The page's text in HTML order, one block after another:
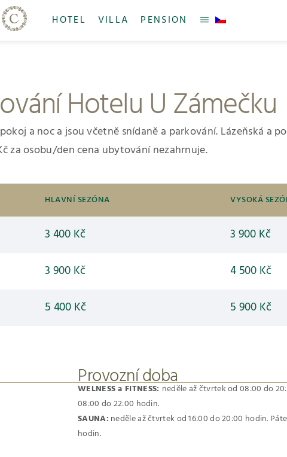
HOTEL VILLA PENSION
Hotelu U Zámečku
pokoj a noc a jsou včetně snídaně a parkování. Lázeňská a
za osobu/den cena ubytování nezahrnuje.
HLAVNÍ SEZÓNA VYSOKÁ
3 400 Kč 3 900 Kč
3 900 Kč 4 500 Kč
5 400 Kč 5 900 Kč
Provozní doba
WELNESS a FITNESS: neděle až čtvrtek od 08:00 do
08:00 do 22:00 hodin.
SAUNA: neděle až čtvrtek od 16:00 do 20:00 hodin.
hodin.